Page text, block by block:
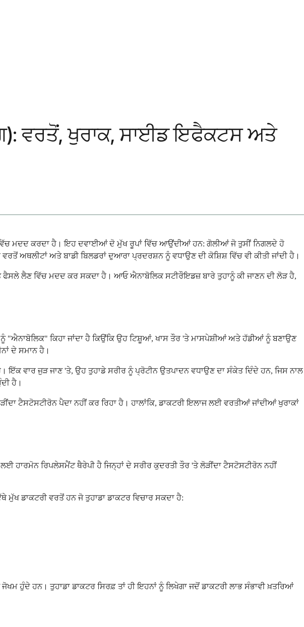
ਵਰਤੋਂ, ਖੁਰਾਕ, ਸਾਈਡ ਇਫੈਕਟਸ ਅਤੇ
ਮਦਦ ਕਰਦਾ ਹੈ। ਇਹ ਦਵਾਈਆਂ ਦੋ ਮੁੱਖ ਰੂਪਾਂ ਵਿੱਚ ਆਉਂਦੀਆਂ ਹਨ: ਗੋਲੀਆਂ ਜੋ ਤੁਸੀਂ ਨਿਗਲਦੇ ਹੋ
ਅਥਲੀਟਾਂ ਅਤੇ ਬਾਡੀ ਬਿਲਡਰਾਂ ਦੁਆਰਾ ਪ੍ਰਦਰਸ਼ਨ ਨੂੰ ਵਧਾਉਣ ਦੀ ਕੋਸ਼ਿਸ਼ ਵਿੱਚ ਵੀ ਕੀਤੀ ਜਾਂਦੀ ਹੈ।
ਫੈਸਲੇ ਲੈਣ ਵਿੱਚ ਮਦਦ ਕਰ ਸਕਦਾ ਹੈ। ਆਓ ਐਨਾਬੋਲਿਕ ਸਟੀਰੌਇਡਜ਼ ਬਾਰੇ ਤੁਹਾਨੂੰ ਕੀ ਜਾਣਨ ਦੀ ਲੋੜ ਹੈ,
ਕਿਹਾ ਜਾਂਦਾ ਹੈ ਕਿਉਂਕਿ ਉਹ ਟਿਸ਼ੂਆਂ, ਖਾਸ ਤੌਰ 'ਤੇ ਮਾਸਪੇਸ਼ੀਆਂ ਅਤੇ ਹੱਡੀਆਂ ਨੂੰ ਬਣਾਉਣ
ਦੇ ਸਮਾਨ ਹੈ।
ਵਾਰ ਜੁੜ ਜਾਣ 'ਤੇ, ਉਹ ਤੁਹਾਡੇ ਸਰੀਰ ਨੂੰ ਪ੍ਰੋਟੀਨ ਉਤਪਾਦਨ ਵਧਾਉਣ ਦਾ ਸੰਕੇਤ ਦਿੰਦੇ ਹਨ, ਜਿਸ ਨਾਲ
ਹੈ।
ਟੈਸਟੋਸਟੀਰੋਨ ਪੈਦਾ ਨਹੀਂ ਕਰ ਰਿਹਾ ਹੈ। ਹਾਲਾਂਕਿ, ਡਾਕਟਰੀ ਇਲਾਜ ਲਈ ਵਰਤੀਆਂ ਜਾਂਦੀਆਂ ਖੁਰਾਕਾਂ
ਰਿਪਲੇਸਮੈਂਟ ਥੈਰੇਪੀ ਹੈ ਜਿਨ੍ਹਾਂ ਦੇ ਸਰੀਰ ਕੁਦਰਤੀ ਤੌਰ 'ਤੇ ਲੋੜੀਂਦਾ ਟੈਸਟੋਸਟੀਰੋਨ ਨਹੀਂ
ਡਾਕਟਰੀ ਵਰਤੋਂ ਹਨ ਜੋ ਤੁਹਾਡਾ ਡਾਕਟਰ ਵਿਚਾਰ ਸਕਦਾ ਹੈ:
ਹੁੰਦੇ ਹਨ। ਤੁਹਾਡਾ ਡਾਕਟਰ ਸਿਰਫ਼ ਤਾਂ ਹੀ ਇਹਨਾਂ ਨੂੰ ਲਿਖੇਗਾ ਜਦੋਂ ਡਾਕਟਰੀ ਲਾਭ ਸੰਭਾਵੀ ਖ਼ਤਰਿਆਂ